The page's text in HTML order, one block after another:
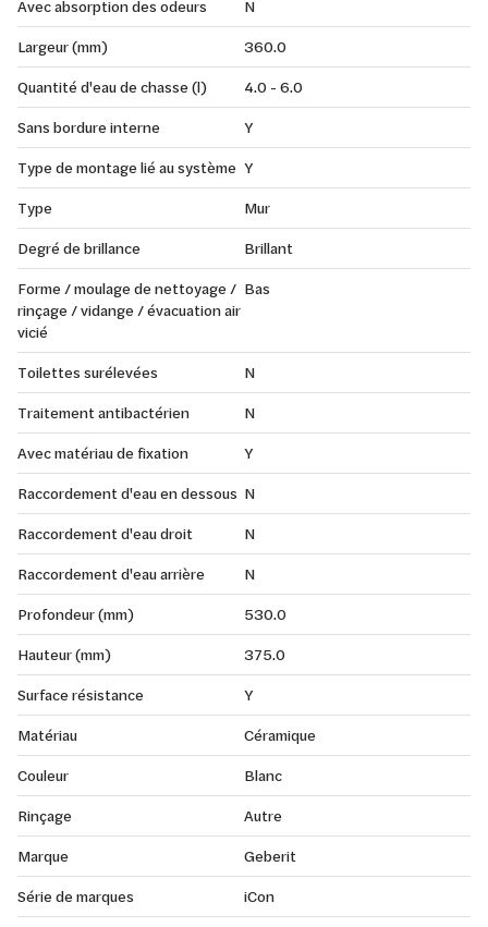
Avec absorption des odeurs
N
Largeur (mm)
360.0
Quantité d'eau de chasse (l)
4.0 - 6.0
Sans bordure interne
Y
Type de montage lié au système Y
Type
Mur
Degré de brillance
Brillant
Forme / moulage de nettoyage /
rinçage / vidange / évacuation air
vicié
Bas
Toilettes surélevées
N
Traitement antibactérien
N
Avec matériau de fixation
Y
Raccordement d'eau en dessous N
Raccordement d'eau droit
N
Raccordement d'eau arrière
N
Profondeur (mm)
530.0
Hauteur (mm)
375.0
Surface résistance
Y
Matériau
Céramique
Couleur
Blanc
Rinçage
Autre
Marque
Geberit
Série de marques
iCon